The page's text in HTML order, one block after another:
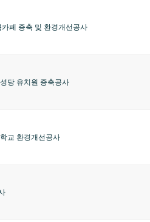
페 증축 및 환경개선공사
당 유치원 증축공사
교 환경개선공사